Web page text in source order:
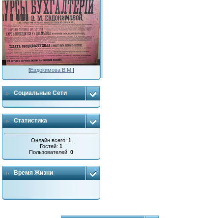
[Евдокимова В.М. ]
Социальные Сети
Статистика
Онлайн всего:1
Гостей:1
Пользователей:0
Время Жизни